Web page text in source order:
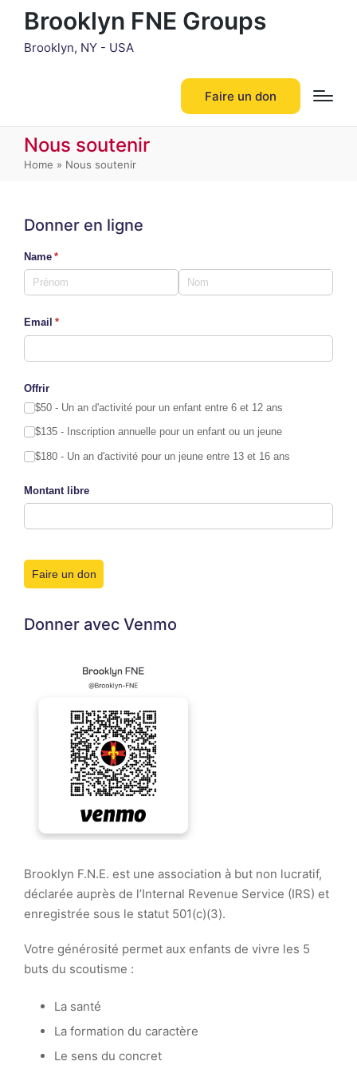
Brooklyn FNE Groups
Brooklyn, NY - USA
Faire un don
Nous soutenir
Home » Nous soutenir
Donner en ligne
Name *
(requis)
Email *
(requis)
Offrir
$50 - Un an d'activité pour un enfant entre 6 et 12 ans
$135 - Inscription annuelle pour un enfant ou un jeune
$180 - Un an d'activité pour un jeune entre 13 et 16 ans
Montant libre
Faire un don
Donner avec Venmo
Brooklyn F.N.E. est une association à but non lucratif,
déclarée auprès de l’Internal Revenue Service (IRS) et
enregistrée sous le statut 501(c)(3).
Votre générosité permet aux enfants de vivre les 5
buts du scoutisme :
La santé
La formation du caractère
Le sens du concret